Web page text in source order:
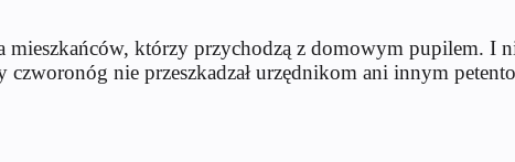
mieszkańców, którzy przychodzą z domowym pupilem. I
nie przeszkadzał urzędnikom ani innym